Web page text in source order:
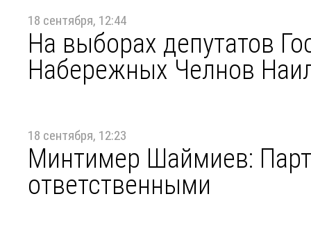
18 сентября, 12:44
На выборах депутатов
Набережных Челнов
18 сентября, 12:23
Минтимер Шаймиев:
ответственными